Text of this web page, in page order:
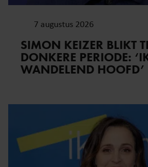
7 augustus 2026
SIMON KEIZER BLIKT
DONKERE PERIODE:
WANDELEND HOOFD’